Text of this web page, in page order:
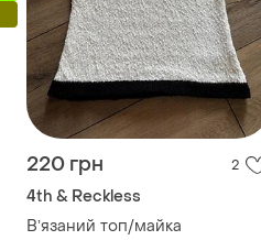
220 грн 2
4th & Reckless
Вʼязаний топ/майка